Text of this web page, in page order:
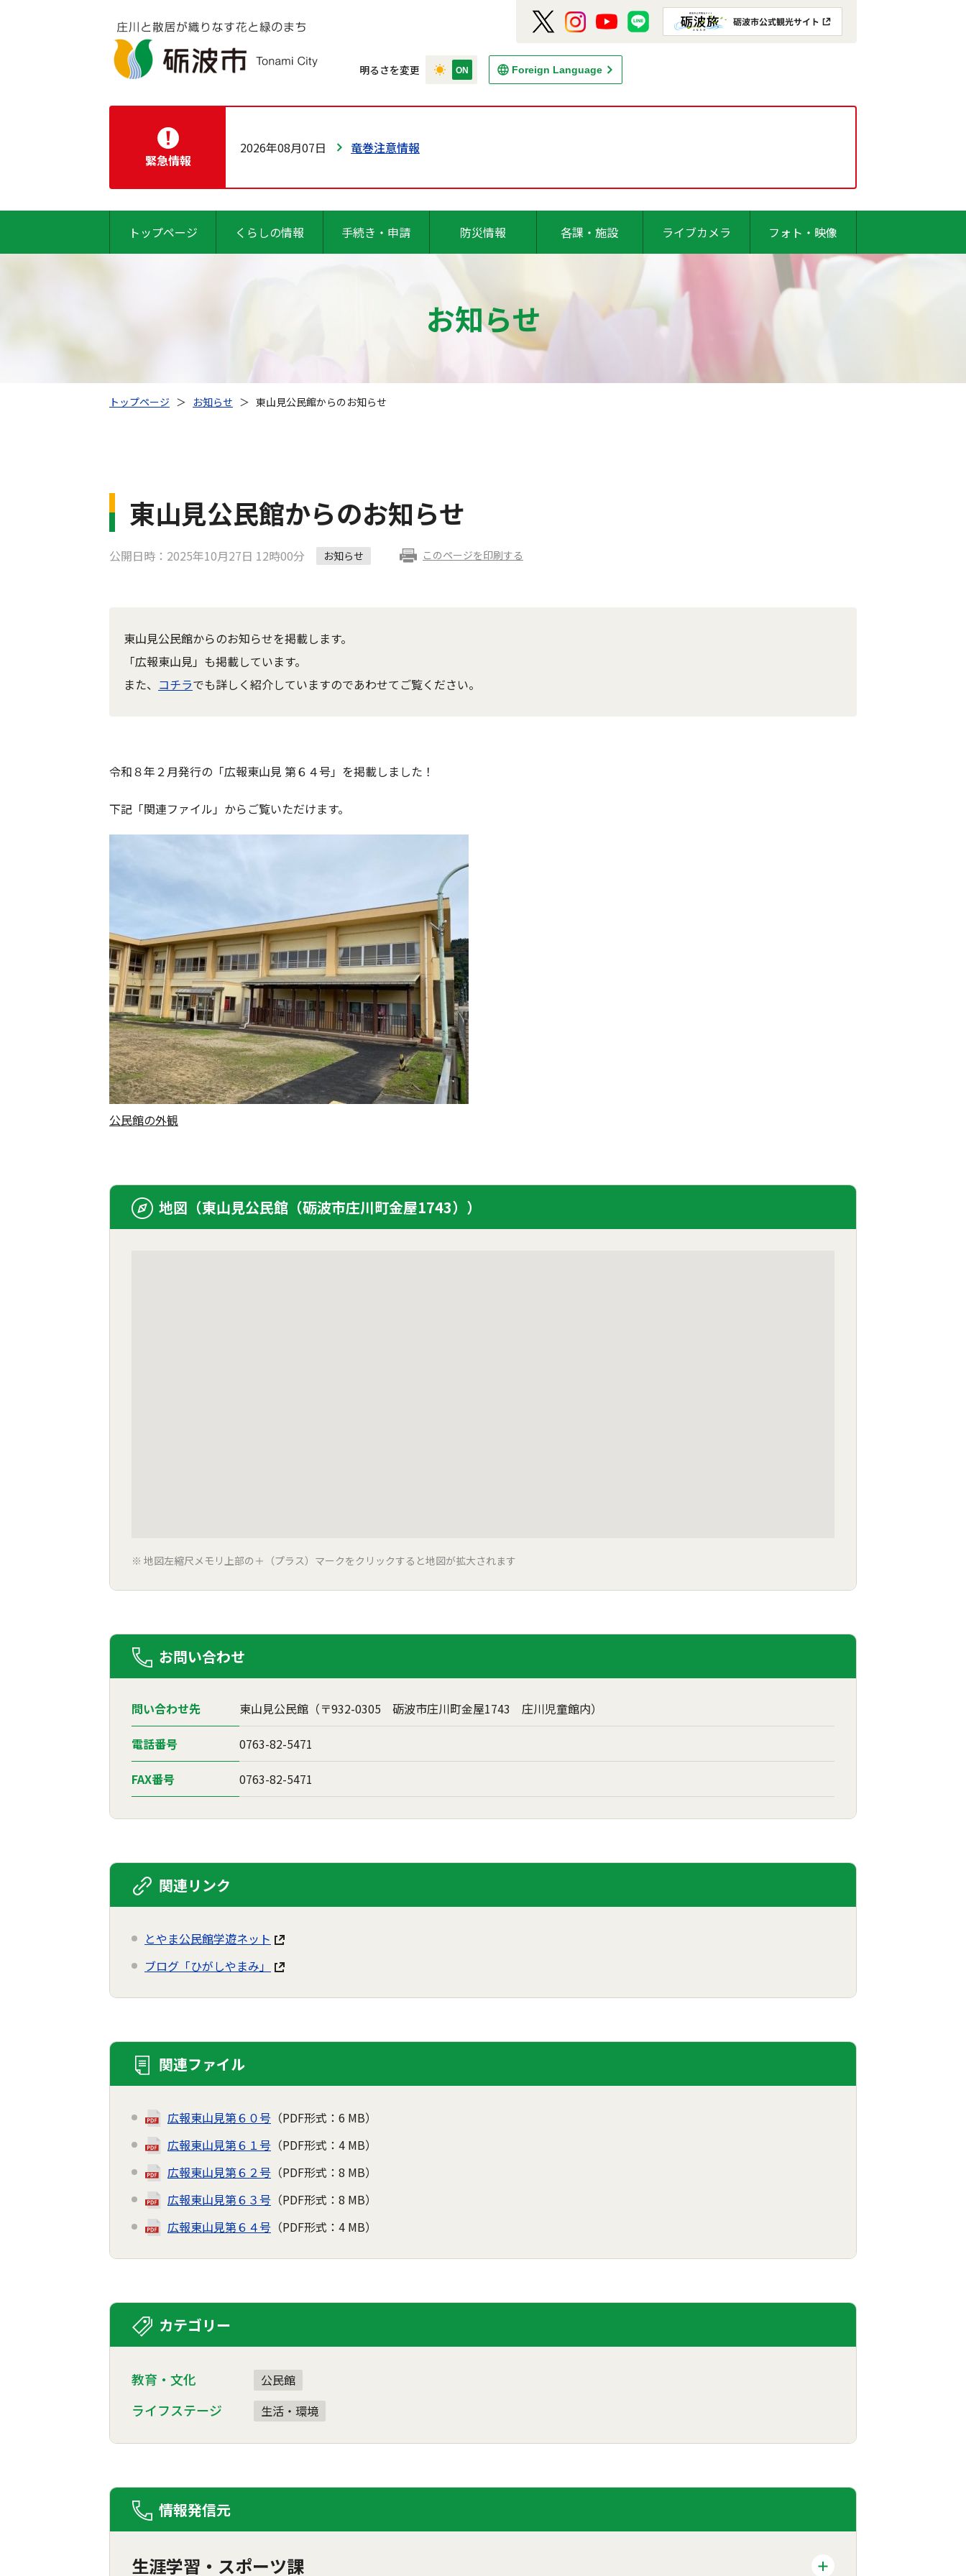
明るさを変更 Foreign Language
緊急情報
2026年08月07日 竜巻注意情報
トップページ くらしの情報 手続き・申請 防災情報 各課・施設 ライブカメラ フォト・映像
お知らせ
トップページ ＞ お知らせ ＞ 東山見公民館からのお知らせ
東山見公民館からのお知らせ
公開日時：2025年10月27日 12時00分 お知らせ このページを印刷する
東山見公民館からのお知らせを掲載します。
「広報東山見」も掲載しています。
また、 コチラでも詳しく紹介していますのであわせてご覧ください。
令和８年２月発行の「広報東山見 第６４号」を掲載しました！
下記「関連ファイル」からご覧いただけます。
公民館の外観
地図（東山見公民館（砺波市庄川町金屋1743））
地図左縮尺メモリ上部の＋（プラス）マークをクリックすると地図が拡大されます
お問い合わせ
問い合わせ先 東山見公民館（〒932-0305 砺波市庄川町金屋1743 庄川児童館内）
電話番号 0763-82-5471
FAX番号 0763-82-5471
関連リンク
とやま公民館学遊ネット
ブログ「ひがしやまみ」
関連ファイル
広報東山見第６０号 （PDF形式：6 MB）
広報東山見第６１号 （PDF形式：4 MB）
広報東山見第６２号 （PDF形式：8 MB）
広報東山見第６３号 （PDF形式：8 MB）
広報東山見第６４号 （PDF形式：4 MB）
カテゴリー
教育・文化 公民館
ライフステージ 生活・環境
情報発信元
生涯学習・スポーツ課